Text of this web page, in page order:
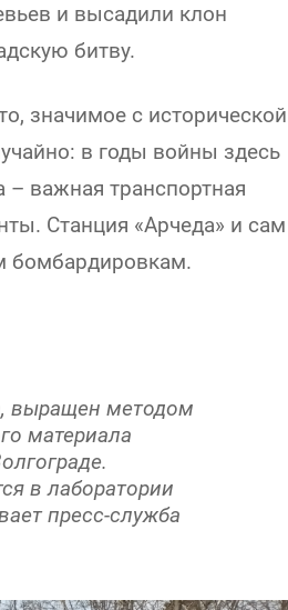
и высадили клон
битву.
значимое с исторической
в годы войны здесь
– важная транспортная
Станция «Арчеда» и сам
бомбардировкам.
выращен методом
материала
в лаборатории
пресс-служба